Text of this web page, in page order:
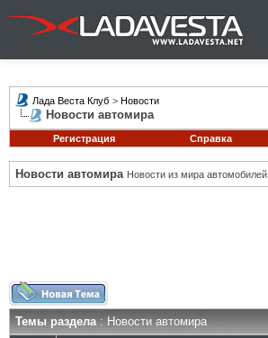
Лада Веста Клуб > Новости
Новости автомира
Регистрация Справка
Новости автомира Новости из мира автомобилей.
Темы раздела: Новости автомира